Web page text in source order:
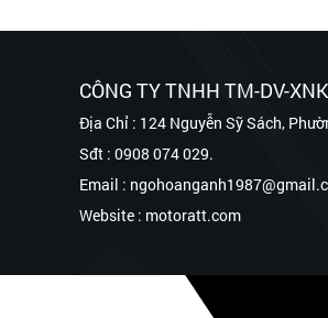
CÔNG TY TNHH TM-DV-
Địa Chỉ : 124 Nguyễn Sỹ Sách,
Sđt : 0908 074 029.
Email :
Website : motoratt.com